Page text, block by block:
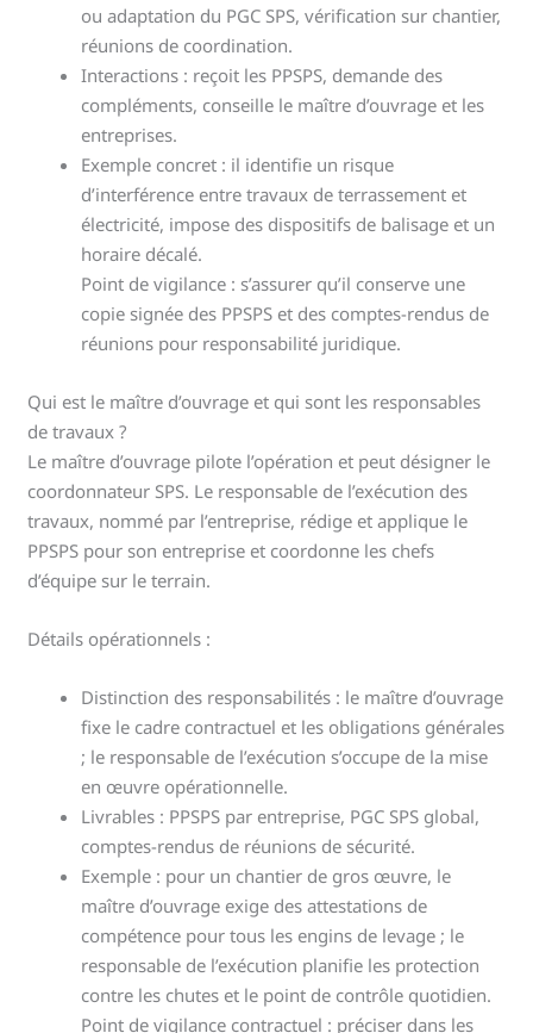
ou adaptation du PGC SPS, vérification sur chantier,
réunions de coordination.
Interactions : reçoit les PPSPS, demande des
compléments, conseille le maître d’ouvrage et les
entreprises.
Exemple concret : il identifie un risque
d’interférence entre travaux de terrassement et
électricité, impose des dispositifs de balisage et un
horaire décalé.
Point de vigilance : s’assurer qu’il conserve une
copie signée des PPSPS et des comptes-rendus de
réunions pour responsabilité juridique.
Qui est le maître d’ouvrage et qui sont les responsables
de travaux ?
Le maître d’ouvrage pilote l’opération et peut désigner le
coordonnateur SPS. Le responsable de l’exécution des
travaux, nommé par l’entreprise, rédige et applique le
PPSPS pour son entreprise et coordonne les chefs
d’équipe sur le terrain.
Détails opérationnels :
Distinction des responsabilités : le maître d’ouvrage
fixe le cadre contractuel et les obligations générales
; le responsable de l’exécution s’occupe de la mise
en œuvre opérationnelle.
Livrables : PPSPS par entreprise, PGC SPS global,
comptes-rendus de réunions de sécurité.
Exemple : pour un chantier de gros œuvre, le
maître d’ouvrage exige des attestations de
compétence pour tous les engins de levage ; le
responsable de l’exécution planifie les protection
contre les chutes et le point de contrôle quotidien.
Point de vigilance contractuel : préciser dans les